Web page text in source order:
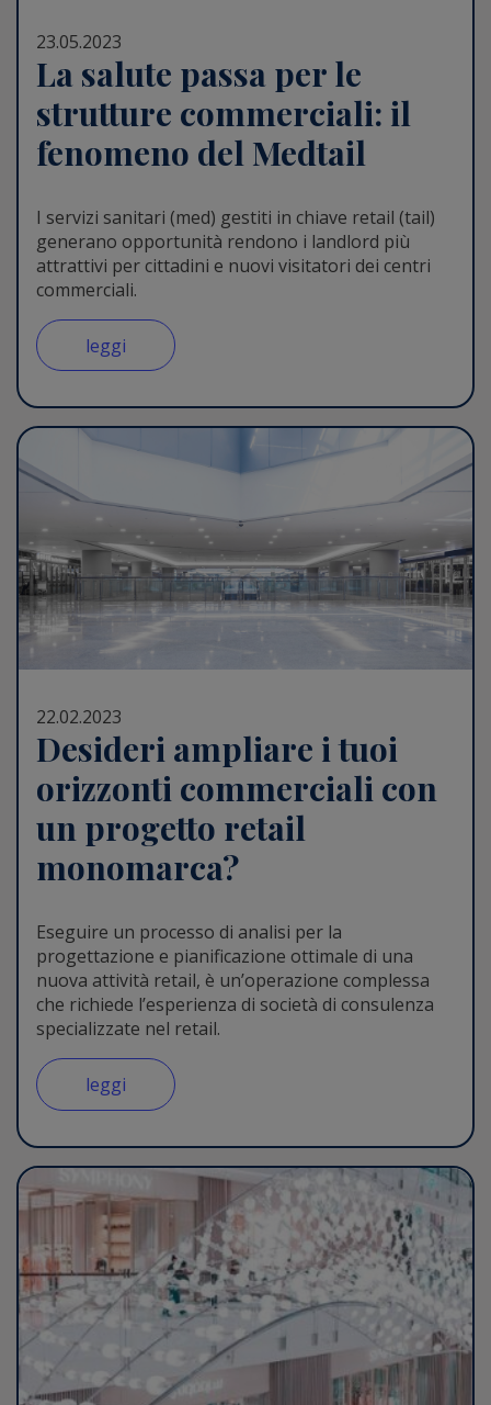
23.05.2023
La salute passa per le
strutture commerciali: il
fenomeno del Medtail
I servizi sanitari (med) gestiti in chiave retail (tail)
generano opportunità rendono i landlord più
attrattivi per cittadini e nuovi visitatori dei centri
commerciali.
leggi
22.02.2023
Desideri ampliare i tuoi
orizzonti commerciali con
un progetto retail
monomarca?
Eseguire un processo di analisi per la
progettazione e pianificazione ottimale di una
nuova attività retail, è un’operazione complessa
che richiede l’esperienza di società di consulenza
specializzate nel retail.
leggi